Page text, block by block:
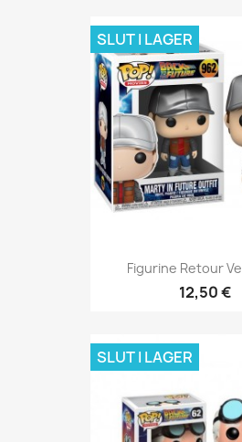
Figurine Retour
12,50 €
SLUT I LAGER
SLUT I LAGER